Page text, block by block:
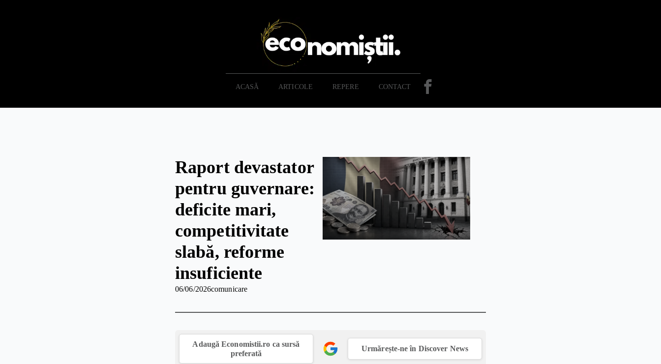
ACASĂ ARTICOLE REPERE CONTACT
Raport devastator
pentru guvernare:
deficite mari,
competitivitate
slabă, reforme
insuficiente
06/06/2026comunicare
Adaugă Economistii.ro ca sursă
preferată
Urmărește-ne în Discover News